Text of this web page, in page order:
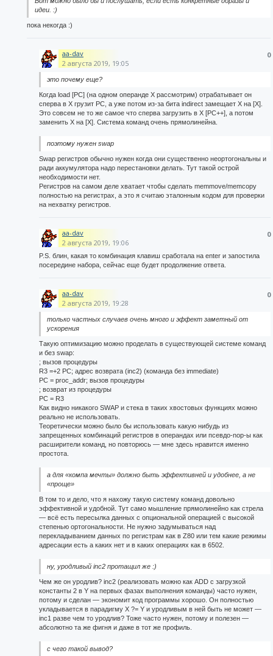
идеи. :)
пока некогда :)
0
aa-dav
2 августа 2019, 19:05
это почему еще?
Когда load [PC] (на одном операнде X рассмотрим) отрабатывает он
сперва в X грузит PC, а уже потом из-за бита indirect замещает X на [X].
Это совсем не то же самое что сперва загрузить в X [PC++], а потом
заменить X на [X]. Система команд очень прямолинейна.
поэтому нужен swap
Swap регистров обычно нужен когда они существенно неортогональны и
ради аккумулятора надо перестановки делать. Тут такой острой
необходимости нет.
Регистров на самом деле хватает чтобы сделать memmove/memcopy
полностью на регистрах, а это я считаю эталонным кодом для проверки
на нехватку регистров.
0
aa-dav
2 августа 2019, 19:06
P.S. блин, какая то комбинация клавиш сработала на enter и запостила
посередине набора, сейчас еще будет продолжение ответа.
0
aa-dav
2 августа 2019, 19:28
только частных случаев очень много и эффект заметный от
ускорения
Такую оптимизацию можно проделать в существующей системе команд
и без swap:
; вызов процедуры
R3 =+2 PC; адрес возврата (inc2) (команда без immediate)
PC = proc_addr; вызов процедуры
; возврат из процедуры
PC = R3
Как видно никакого SWAP и стека в таких хвостовых функциях можно
реально не использовать.
Теоретически можно было бы использовать какую нибудь из
запрещенных комбинаций регистров в операндах или псевдо-nop-ы как
расширители команд, но повторюсь — мне здесь нравится именно
простота.
а для «компа мечты» должно быть эффективней и удобнее, а не
«проще»
В том то и дело, что я нахожу такую систему команд довольно
эффективной и удобной. Тут само мышление прямолинейно как стрела
— всё есть пересылка данных с опциональной операцией с высокой
степенью ортогональности. Не нужно задумываться над
перекладыванием данных по регистрам как в Z80 или тем какие режимы
адресации есть а каких нет и в каких операциях как в 6502.
ну, уродливый inc2 протащил же :)
Чем же он уродлив? inc2 (реализовать можно как ADD с загрузкой
константы 2 в Y на первых фазах выполнения команды) часто нужен,
потому и сделан — экономит код программы хорошо. Он полностью
укладывается в парадигму X ?= Y и уродливым в ней быть не может —
inc1 разве чем то уродлив? Тоже часто нужен, потому и полезен —
абсолютно та же фигня и даже в тот же профиль.
с чего такой вывод?